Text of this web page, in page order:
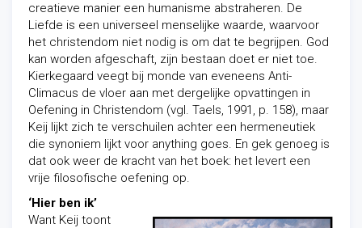
creatieve manier een humanisme abstraheren. De
Liefde is een universeel menselijke waarde, waarvoor
het christendom niet nodig is om dat te begrijpen. God
kan worden afgeschaft, zijn bestaan doet er niet toe.
Kierkegaard veegt bij monde van eveneens Anti-
Climacus de vloer aan met dergelijke opvattingen in
Oefening in Christendom (vgl. Taels, 1991, p. 158), maar
Keij lijkt zich te verschuilen achter een hermeneutiek
die synoniem lijkt voor anything goes. En gek genoeg is
dat ook weer de kracht van het boek: het levert een
vrije filosofische oefening op.
‘Hier ben ik’
Want Keij toont